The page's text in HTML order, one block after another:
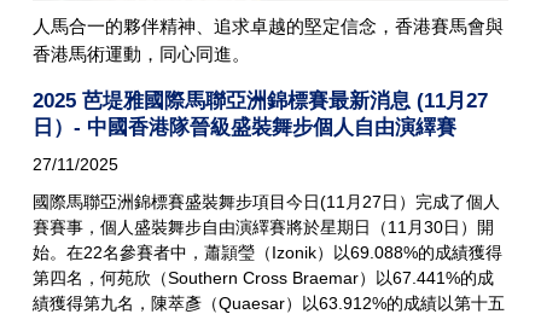
人馬合一的夥伴精神、追求卓越的堅定信念，香港賽馬會與
香港馬術運動，同心同進。
2025 芭堤雅國際馬聯亞洲錦標賽最新消息 (11月27
日）- 中國香港隊晉級盛裝舞步個人自由演繹賽
27/11/2025
國際馬聯亞洲錦標賽盛裝舞步項目今日(11月27日）完成了個人
賽賽事，個人盛裝舞步自由演繹賽將於星期日（11月30日）開
始。在22名參賽者中，蕭頴瑩（Izonik）以69.088%的成績獲得
第四名，何苑欣（Southern Cross Braemar）以67.441%的成
績獲得第九名，陳萃彥（Quaesar）以63.912%的成績以第十五